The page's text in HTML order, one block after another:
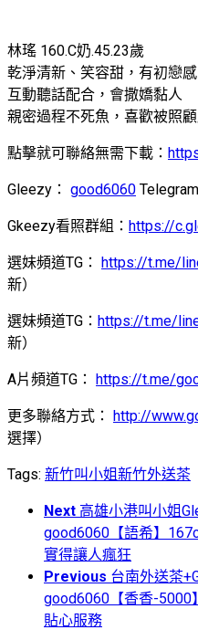
林瑤 160.C奶.45.23歲
乾淨清新、笑容甜，有初戀感
互動聽話配合，會撒嬌黏人
親密過程不死魚，喜歡被照
點擊就可聯絡無需下載：
Gleezy： good6060 Telegram
Gkeezy看照群組： https://
選妹頻道TG： https://t.me/
新）
選妹頻道TG： https://t.me/
新）
A片頻道TG： https://t.me/
更多聯絡方式： http://
選擇）
Tags: 新竹叫小姐新竹外送茶
Next 高雄小港叫小姐
good6060【語希】
實得讓人瘋狂
Previous 台南外送茶
good6060【香香-5000
貼心服務